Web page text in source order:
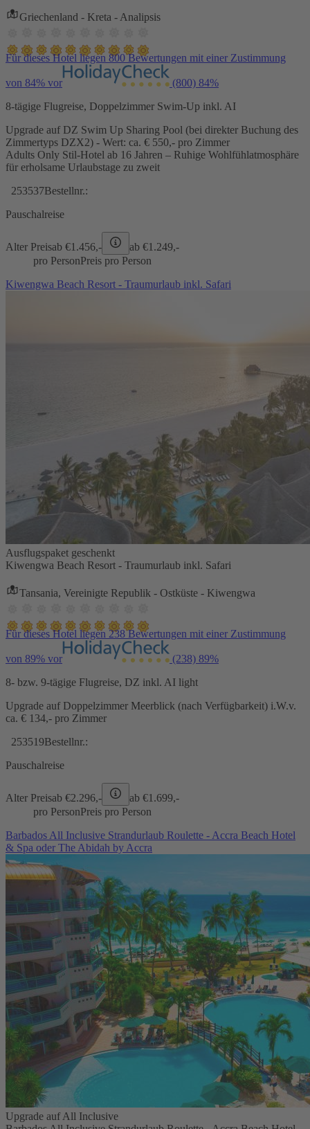
Griechenland - Kreta - Analipsis
Für dieses Hotel liegen 800 Bewertungen mit einer Zustimmung
von 84% vor (800) 84%
8-tägige Flugreise, Doppelzimmer Swim-Up inkl. AI
Upgrade auf DZ Swim Up Sharing Pool (bei direkter Buchung des
Zimmertyps DZX2) - Wert: ca. € 550,- pro Zimmer
Adults Only Stil-Hotel ab 16 Jahren – Ruhige Wohlfühlatmosphäre
für erholsame Urlaubstage zu zweit
253537Bestellnr.:
Pauschalreise
Alter Preisab €1.456,- ab €1.249,-
pro PersonPreis pro Person
Kiwengwa Beach Resort - Traumurlaub inkl. Safari
Ausflugspaket geschenkt
Kiwengwa Beach Resort - Traumurlaub inkl. Safari
Tansania, Vereinigte Republik - Ostküste - Kiwengwa
Für dieses Hotel liegen 238 Bewertungen mit einer Zustimmung
von 89% vor (238) 89%
8- bzw. 9-tägige Flugreise, DZ inkl. AI light
Upgrade auf Doppelzimmer Meerblick (nach Verfügbarkeit) i.W.v.
ca. € 134,- pro Zimmer
253519Bestellnr.:
Pauschalreise
Alter Preisab €2.296,- ab €1.699,-
pro PersonPreis pro Person
Barbados All Inclusive Strandurlaub Roulette - Accra Beach Hotel
& Spa oder The Abidah by Accra
Upgrade auf All Inclusive